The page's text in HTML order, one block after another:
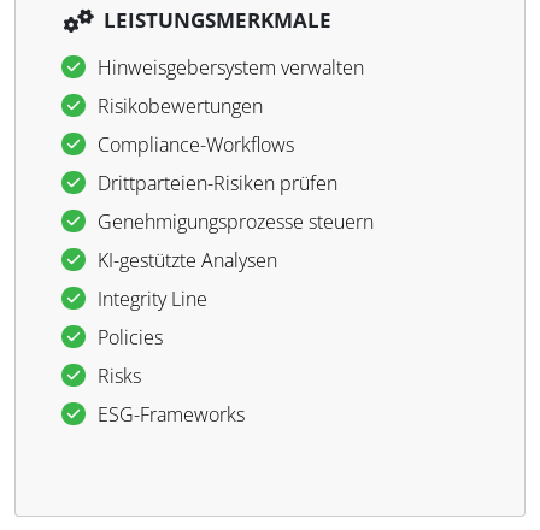
LEISTUNGSMERKMALE
Hinweisgebersystem verwalten
Risikobewertungen
Compliance-Workflows
Drittparteien-Risiken prüfen
Genehmigungsprozesse steuern
KI-gestützte Analysen
Integrity Line
Policies
Risks
ESG-Frameworks